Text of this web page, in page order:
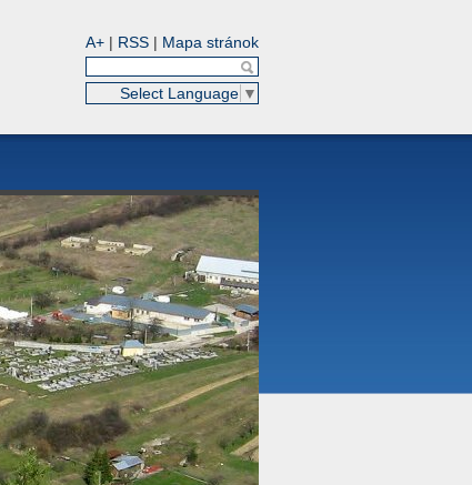
A+ | RSS | Mapa stránok
Select Language ▼